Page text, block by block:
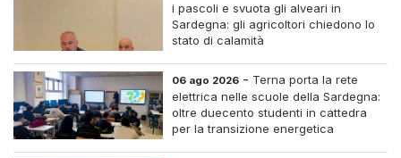
i pascoli e svuota gli alveari in
Sardegna: gli agricoltori chiedono lo
stato di calamità
06 ago 2026 - Terna porta la rete
elettrica nelle scuole della Sardegna:
oltre duecento studenti in cattedra
per la transizione energetica